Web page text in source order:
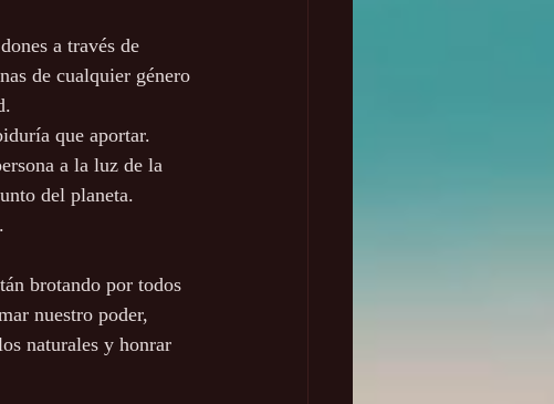
a través de
de cualquier género
que aportar.
a la luz de la
del planeta.
brotando por todos
nuestro poder,
naturales y honrar